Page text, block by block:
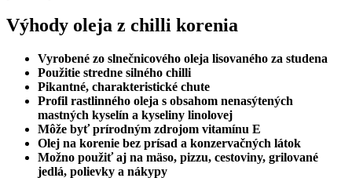
Výhody oleja z chilli korenia
Vyrobené zo slnečnicového oleja lisovaného za studena
Použitie stredne silného chilli
Pikantné, charakteristické chute
Profil rastlinného oleja s obsahom nenasýtených
mastných kyselín a kyseliny linolovej
Môže byť prírodným zdrojom vitamínu E
Olej na korenie bez prísad a konzervačných látok
Možno použiť aj na mäso, pizzu, cestoviny, grilované
jedlá, polievky a nákypy